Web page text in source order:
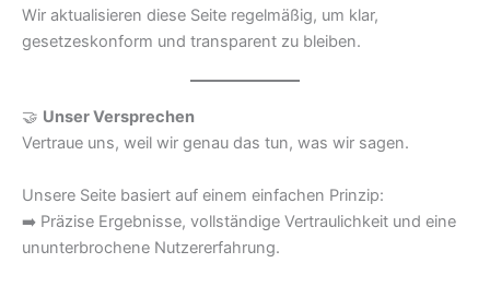
Wir aktualisieren diese Seite regelmäßig, um klar,
gesetzeskonform und transparent zu bleiben.
🤝 Unser Versprechen
Vertraue uns, weil wir genau das tun, was wir sagen.
Unsere Seite basiert auf einem einfachen Prinzip:
➡️ Präzise Ergebnisse, vollständige Vertraulichkeit und eine
ununterbrochene Nutzererfahrung.